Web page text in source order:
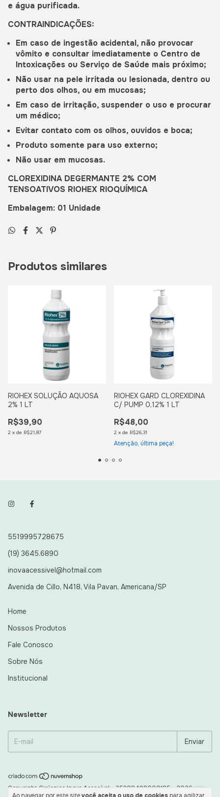
e água purificada.
CONTRAINDICAÇÕES:
Em caso de ingestão acidental, não provocar
vômito e consultar imediatamente o Centro de
Intoxicações ou Serviço de Saúde mais próximo;
Não usar na pele irritada ou lesionada, dentro ou
perto dos olhos, ou em mucosas;
Em caso de irritação, suspender o uso e procurar
um médico;
Evitar contato com os olhos, ouvidos e boca;
Produto somente para uso externo;
Não usar em mucosas.
CLOREXIDINA DEGERMANTE 2% COM
TENSOATIVOS RIOHEX RIOQUÍMICA
Embalagem: 01 Unidade
Produtos similares
RIOHEX SOLUÇÃO AQUOSA
2% 1 LT
R$39,90
2 x de R$21,87
RIOHEX GARD CLOREXIDINA
C/ PUMP 0,12% 1 LT
R$48,00
2 x de R$26,31
Atenção, última peça!
5519995728675
(19) 3645.6890
inovaacessivel@hotmail.com
Avenida de Cillo, N418, Vila Pavan, Americana/SP
Home
Nossos Produtos
Fale Conosco
Sobre Nós
Institucional
Newsletter
Copyright Cirúrgica Inova Acessível - 25308498000185 - 2026.